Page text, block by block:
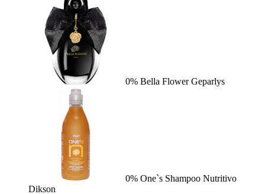
0% Bella Flower Geparlys
0% One`s Shampoo Nutritivo
Dikson